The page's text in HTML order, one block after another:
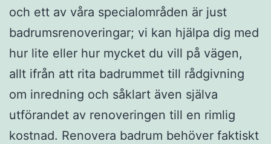
och ett av våra specialområden är just
badrumsrenoveringar; vi kan hjälpa dig med
hur lite eller hur mycket du vill på vägen,
allt ifrån att rita badrummet till rådgivning
om inredning och såklart även själva
utförandet av renoveringen till en rimlig
kostnad. Renovera badrum behöver faktiskt